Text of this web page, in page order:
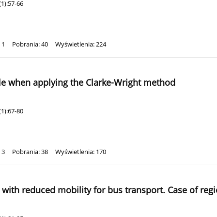
66
Pobrania: 40 Wyświetlenia: 224
when applying the Clarke-Wright method
80
3 Pobrania: 38 Wyświetlenia: 170
reduced mobility for bus transport. Case of